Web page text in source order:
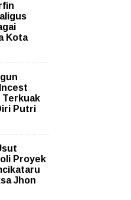
Kota
Terkuak
Putri
Proyek
Jhon